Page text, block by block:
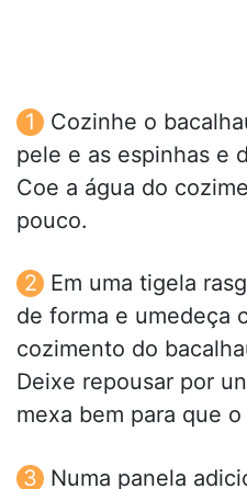
Cozinhe o
pele e as espinhas e
Coe a água do
pouco.
Em uma tigela
de forma e umedeça
cozimento do
Deixe repousar por
mexa bem para que
Numa panela